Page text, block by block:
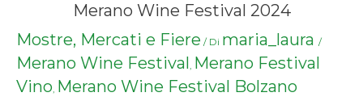
Merano Wine Festival 2024
Mostre, Mercati e Fiere / Di maria_laura /
Merano Wine Festival , Merano Festival
Vino, Merano Wine Festival Bolzano